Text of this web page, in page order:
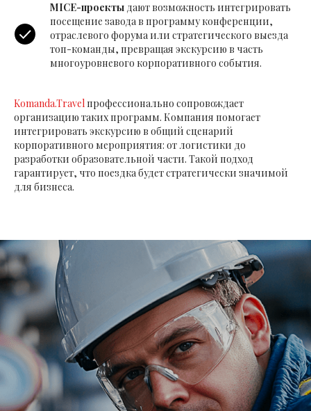
MICE-проекты дают возможность интегрировать
посещение завода в программу конференции,
отраслевого форума или стратегического выезда
топ-команды, превращая экскурсию в часть
многоуровневого корпоративного события.
Komanda.Travel профессионально сопровождает
организацию таких программ. Компания помогает
интегрировать экскурсию в общий сценарий
корпоративного мероприятия: от логистики до
разработки образовательной части. Такой подход
гарантирует, что поездка будет стратегически значимой
для бизнеса.